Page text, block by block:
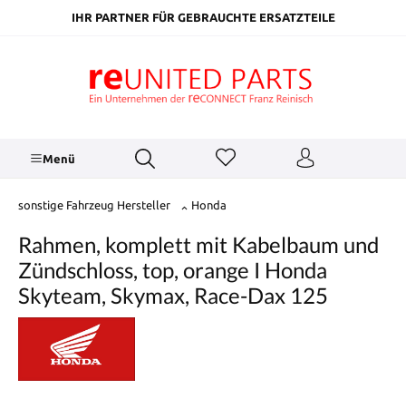
springenIHR PARTNER FÜR GEBRAUCHTE ERSATZTEILE
Menü
sonstige Fahrzeug Hersteller Honda
Rahmen, komplett mit Kabelbaum und
Zündschloss, top, orange I Honda
Skyteam, Skymax, Race-Dax 125